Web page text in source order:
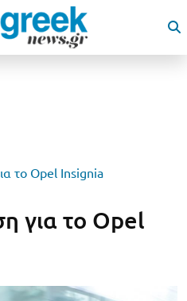
το Opel Insignia
για το Opel